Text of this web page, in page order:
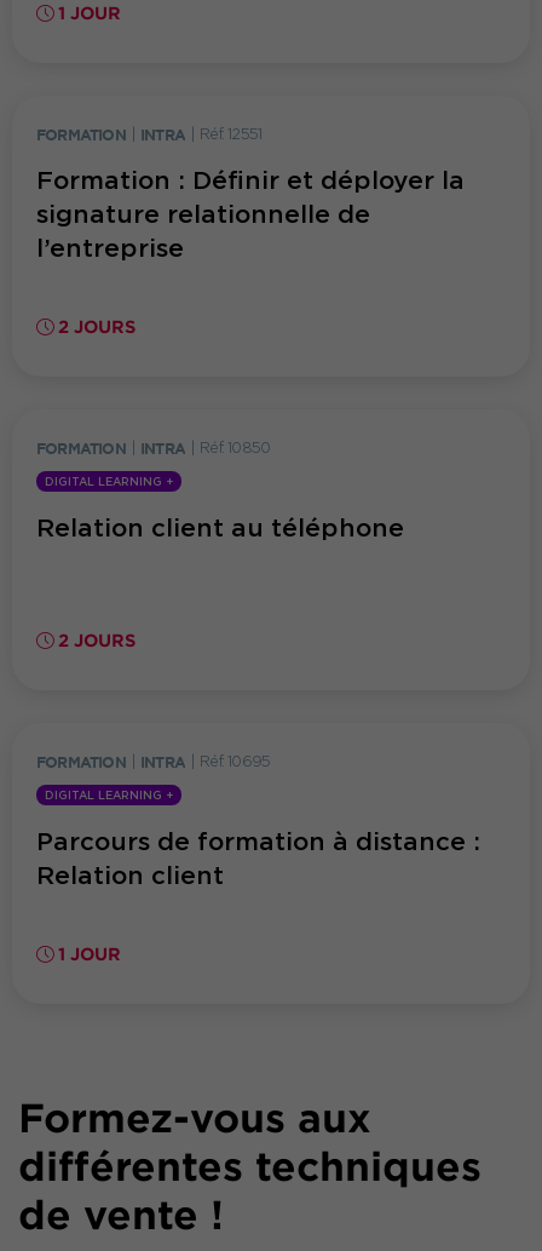
1 JOUR
FORMATION INTRA Réf. 12551
Formation : Définir et déployer la
signature relationnelle de
l’entreprise
2 JOURS
FORMATION INTRA Réf. 10850
DIGITAL LEARNING +
Relation client au téléphone
2 JOURS
FORMATION INTRA Réf. 10695
DIGITAL LEARNING +
Parcours de formation à distance :
Relation client
1 JOUR
Formez-vous aux
différentes techniques
de vente !